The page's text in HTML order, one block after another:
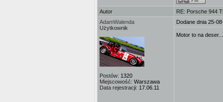
Autor
RE: Porsche 944
AdamWalenda
Użytkownik
Postów: 1320
Miejscowość: Warszawa
Data rejestracji: 17.06.11
Dodane dnia 25-
Motor to na